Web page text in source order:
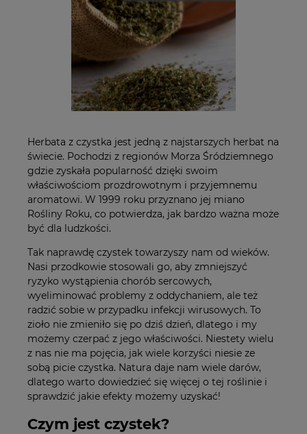
Herbata z czystka jest jedną z najstarszych herbat na
świecie. Pochodzi z regionów Morza Śródziemnego
gdzie zyskała popularność dzięki swoim
właściwościom prozdrowotnym i przyjemnemu
aromatowi. W 1999 roku przyznano jej miano
Rośliny Roku, co potwierdza, jak bardzo ważna może
być dla ludzkości.
Tak naprawdę czystek towarzyszy nam od wieków.
Nasi przodkowie stosowali go, aby zmniejszyć
ryzyko wystąpienia chorób sercowych,
wyeliminować problemy z oddychaniem, ale też
radzić sobie w przypadku infekcji wirusowych. To
zioło nie zmieniło się po dziś dzień, dlatego i my
możemy czerpać z jego właściwości. Niestety wielu
z nas nie ma pojęcia, jak wiele korzyści niesie ze
sobą picie czystka. Natura daje nam wiele darów,
dlatego warto dowiedzieć się więcej o tej roślinie i
sprawdzić jakie efekty możemy uzyskać!
Czym jest czystek?